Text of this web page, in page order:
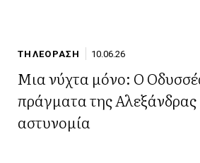
ΤΗΛΕΟΡΑΣΗ 10.06.26
Μια νύχτα μόνο: Ο
πράγματα της Αλεξάνδρας
αστυνομία